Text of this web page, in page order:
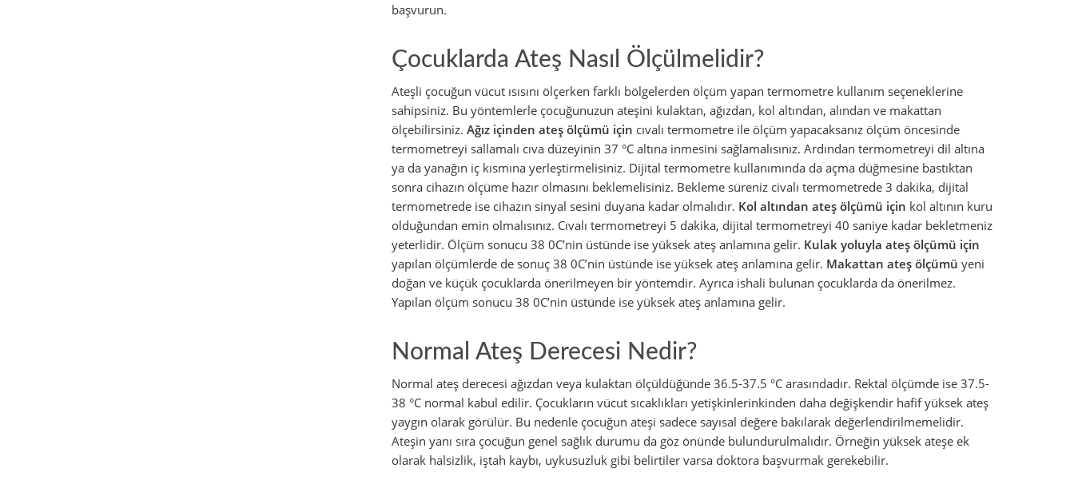
başvurun.
Çocuklarda Ateş Nasıl Ölçülmelidir?
Ateşli çocuğun vücut ısısını ölçerken farklı bölgelerden ölçüm yapan termometre kullanım seçeneklerine
sahipsiniz. Bu yöntemlerle çocuğunuzun ateşini kulaktan, ağızdan, kol altından, alından ve makattan
ölçebilirsiniz. Ağız içinden ateş ölçümü için cıvalı termometre ile ölçüm yapacaksanız ölçüm öncesinde
termometreyi sallamalı cıva düzeyinin 37 °C altına inmesini sağlamalısınız. Ardından termometreyi dil altına
ya da yanağın iç kısmına yerleştirmelisiniz. Dijital termometre kullanımında da açma düğmesine bastıktan
sonra cihazın ölçüme hazır olmasını beklemelisiniz. Bekleme süreniz civalı termometrede 3 dakika, dijital
termometrede ise cihazın sinyal sesini duyana kadar olmalıdır. Kol altından ateş ölçümü için kol altının kuru
olduğundan emin olmalısınız. Cıvalı termometreyi 5 dakika, dijital termometreyi 40 saniye kadar bekletmeniz
yeterlidir. Ölçüm sonucu 38 0C’nin üstünde ise yüksek ateş anlamına gelir. Kulak yoluyla ateş ölçümü için
yapılan ölçümlerde de sonuç 38 0C’nin üstünde ise yüksek ateş anlamına gelir. Makattan ateş ölçümü yeni
doğan ve küçük çocuklarda önerilmeyen bir yöntemdir. Ayrıca ishali bulunan çocuklarda da önerilmez.
Yapılan ölçüm sonucu 38 0C’nin üstünde ise yüksek ateş anlamına gelir.
Normal Ateş Derecesi Nedir?
Normal ateş derecesi ağızdan veya kulaktan ölçüldüğünde 36.5-37.5 °C arasındadır. Rektal ölçümde ise 37.5-
38 °C normal kabul edilir. Çocukların vücut sıcaklıkları yetişkinlerinkinden daha değişkendir hafif yüksek ateş
yaygın olarak görülür. Bu nedenle çocuğun ateşi sadece sayısal değere bakılarak değerlendirilmemelidir.
Ateşin yanı sıra çocuğun genel sağlık durumu da göz önünde bulundurulmalıdır. Örneğin yüksek ateşe ek
olarak halsizlik, iştah kaybı, uykusuzluk gibi belirtiler varsa doktora başvurmak gerekebilir.